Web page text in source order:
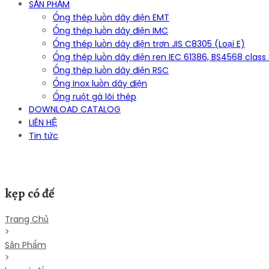
SẢN PHẨM
Ống thép luồn dây điện EMT
Ống thép luồn dây điện IMC
Ống thép luồn dây điện trơn JIS C8305 (Loại E)
Ống thép luồn dây điện ren IEC 61386, BS4568 class
Ống thép luồn dây điện RSC
Ống Inox luồn dây điện
Ống ruột gà lõi thép
DOWNLOAD CATALOG
LIÊN HỆ
Tin tức
kẹp có đế
Trang Chủ
>
Sản Phẩm
>